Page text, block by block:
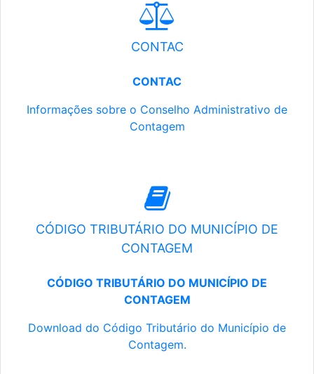
CONTAC
CONTAC
Informações sobre o Conselho Administrativo de
Contagem
CÓDIGO TRIBUTÁRIO DO MUNICÍPIO DE
CONTAGEM
CÓDIGO TRIBUTÁRIO DO MUNICÍPIO DE
CONTAGEM
Download do Código Tributário do Município de
Contagem.